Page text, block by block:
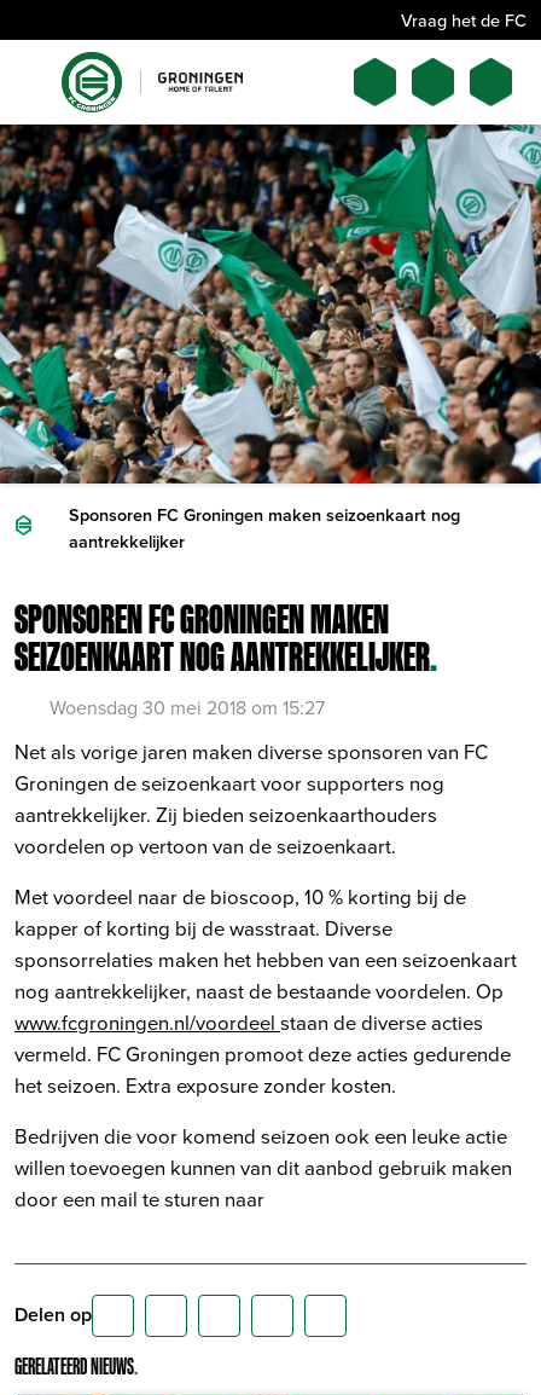
Vraag het de FC
Sponsoren FC Groningen maken seizoenkaart nog
aantrekkelijker
SPONSOREN FC GRONINGEN MAKEN
SEIZOENKAART NOG AANTREKKELIJKER.
Woensdag 30 mei 2018 om 15:27
Net als vorige jaren maken diverse sponsoren van FC
Groningen de seizoenkaart voor supporters nog
aantrekkelijker. Zij bieden seizoenkaarthouders
voordelen op vertoon van de seizoenkaart.
Met voordeel naar de bioscoop, 10 % korting bij de
kapper of korting bij de wasstraat. Diverse
sponsorrelaties maken het hebben van een seizoenkaart
nog aantrekkelijker, naast de bestaande voordelen. Op
www.fcgroningen.nl/voordeel staan de diverse acties
vermeld. FC Groningen promoot deze acties gedurende
het seizoen. Extra exposure zonder kosten.
Bedrijven die voor komend seizoen ook een leuke actie
willen toevoegen kunnen van dit aanbod gebruik maken
door een mail te sturen naar
Delen op
GERELATEERD NIEUWS.